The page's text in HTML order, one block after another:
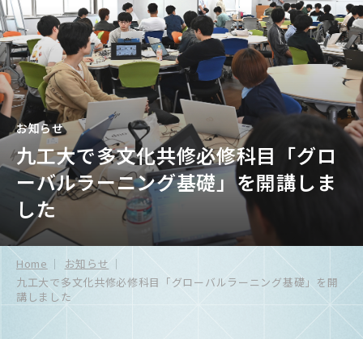
お知らせ
九工大で多文化共修必修科目「グロ
ーバルラーニング基礎」を開講しま
した
Home
お知らせ
九工大で多文化共修必修科目「グローバルラーニング基礎」を開
講しました